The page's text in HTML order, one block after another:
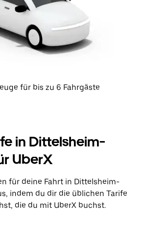
für bis zu 6 Fahrgäste
in Dittelsheim-
UberX
für deine Fahrt in Dittelsheim-
indem du dir die üblichen Tarife
die du mit UberX buchst.